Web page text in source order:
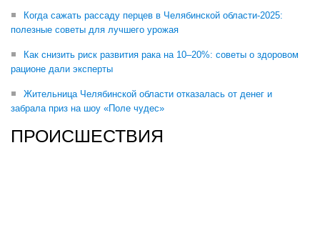
Когда сажать рассаду перцев в Челябинской области-2025:
полезные советы для лучшего урожая
Как снизить риск развития рака на 10–20%: советы о здоровом
рационе дали эксперты
Жительница Челябинской области отказалась от денег и
забрала приз на шоу «Поле чудес»
ПРОИСШЕСТВИЯ